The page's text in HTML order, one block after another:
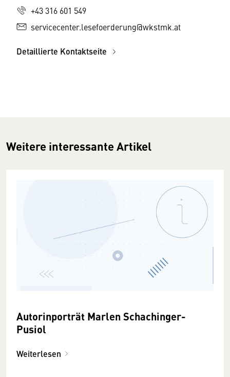
+43 316 601 549
servicecenter.lesefoerderung@wkstmk.at
Detaillierte Kontaktseite
Weitere interessante Artikel
Autorinporträt Marlen Schachinger-
Pusiol
Weiterlesen